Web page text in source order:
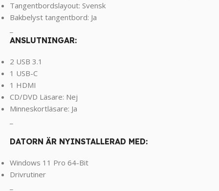
Tangentbordslayout: Svensk
Bakbelyst tangentbord: Ja
ANSLUTNINGAR:
2 USB 3.1
1 USB-C
1 HDMI
CD/DVD Läsare: Nej
Minneskortläsare: Ja
DATORN ÄR NYINSTALLERAD MED:
Windows 11 Pro 64-Bit
Drivrutiner